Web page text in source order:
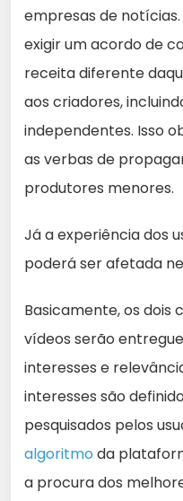
empresas de
exigir um acordo de
receita diferente
aos criadores,
independentes. Isso
as verbas de
produtores menores.
Já a experiência dos
poderá ser afetada
Basicamente, os dois
vídeos serão
interesses e
interesses são
pesquisados pelos
algoritmo da
a procura dos